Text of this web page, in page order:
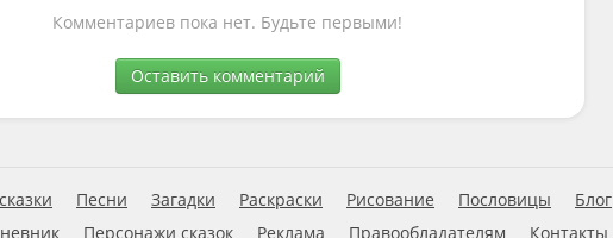
Комментариев пока нет. Будьте первыми!
Оставить комментарий
Песни Загадки Раскраски Рисование Пословицы Блог
Персонажи сказок Реклама Правообладателям Контакты